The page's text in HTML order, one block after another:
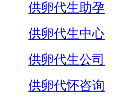
供卵代生助孕
供卵代生中心
供卵代生公司
供卵代怀咨询